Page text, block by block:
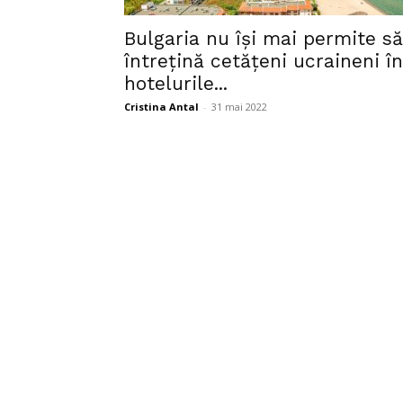
Bulgaria nu îşi mai permite să
întreţină cetăţeni ucraineni în
hotelurile...
Cristina Antal - 31 mai 2022